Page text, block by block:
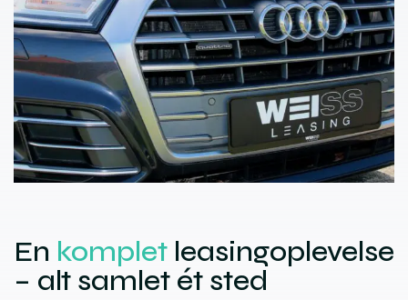
En komplet leasingoplevelse
– alt samlet ét sted